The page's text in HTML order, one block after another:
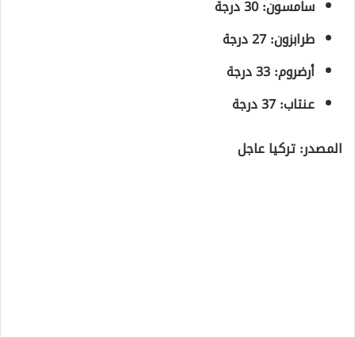
سامسون: 30 درجة
طرابزون: 27 درجة
أرضروم: 33 درجة
عنتاب: 37 درجة
المصدر: تركيا عاجل